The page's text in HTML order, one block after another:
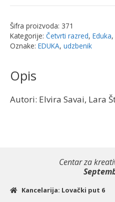
on!
radna
sveska
za
četvrti
količina
Šifra proizvoda: 371
Kategorije: Četvrti razred, Eduka,
Oznake: EDUKA, udzbenik
Opis
Autori: Elvira Savai, Lara
Centar za
Kancelarija: Lovački put 6